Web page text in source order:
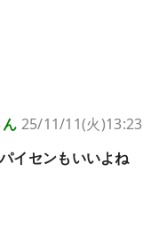
25/11/11(火
イセンもいいよね